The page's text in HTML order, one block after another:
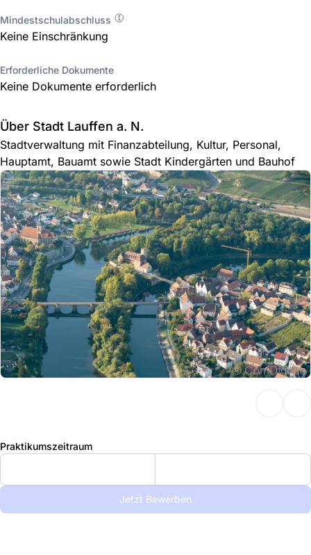
Mindestschulabschluss
Keine Einschränkung
Erforderliche Dokumente
Keine Dokumente erforderlich
Über Stadt Lauffen a. N.
Stadtverwaltung mit Finanzabteilung, Kultur, Personal,
Hauptamt, Bauamt sowie Stadt Kindergärten und Bauhof
Praktikumszeitraum
Jetzt Bewerben